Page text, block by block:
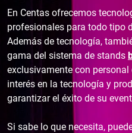
En Centas ofrecemos
profesionales para todo tipo
Además de tecnología,
gama del sistema de stands
exclusivamente con
interés en la tecnología y
garantizar el éxito de su
Si sabe lo que necesita,